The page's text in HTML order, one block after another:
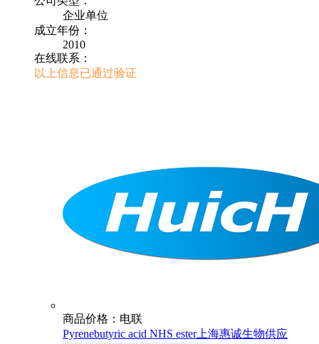
企业单位
成立年份：
2010
在线联系：
以上信息已通过验证
商品价格：电联
Pyrenebutyric acid NHS ester上海惠诚生物供应